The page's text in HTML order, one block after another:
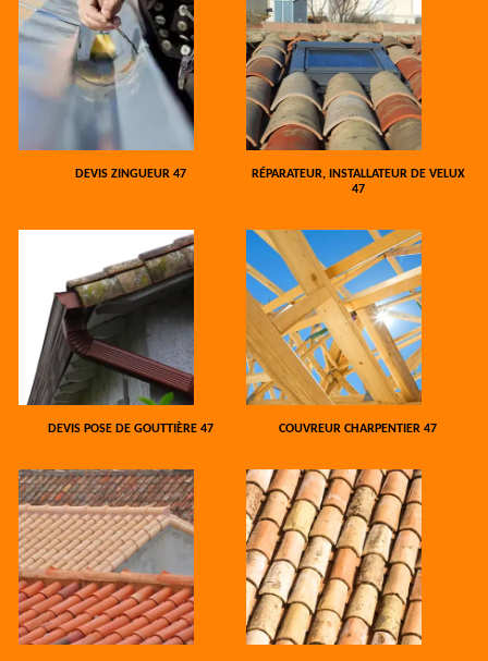
DEVIS ZINGUEUR 47
RÉPARATEUR, INSTALLATEUR DE VELUX
47
DEVIS POSE DE GOUTTIÈRE 47 COUVREUR CHARPENTIER 47